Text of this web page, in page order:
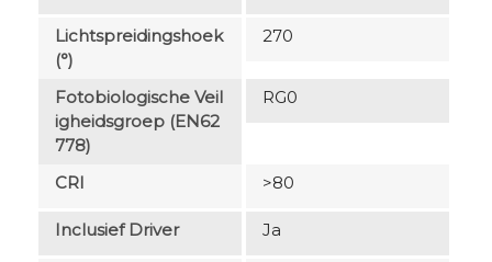
Lichtspreidingshoek
(°)
270
Fotobiologische Veil
Igheidsgroep (EN62
778)
RG0
CRI >80
Inclusief Driver Ja